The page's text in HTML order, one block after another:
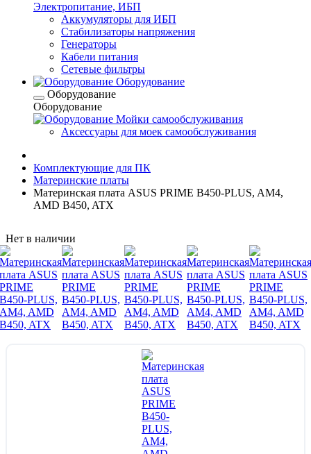
Электропитание, ИБП
Аккумуляторы для ИБП
Стабилизаторы напряжения
Генераторы
Кабели питания
Сетевые фильтры
Оборудование
Оборудование
Оборудование
Мойки самообслуживания
Аксессуары для моек самообслуживания
Комплектующие для ПК
Материнские платы
Материнская плата ASUS PRIME B450-PLUS, AM4,
AMD B450, ATX
Нет в наличии